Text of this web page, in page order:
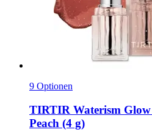
9 Optionen
TIRTIR Waterism
Peach (4 g)